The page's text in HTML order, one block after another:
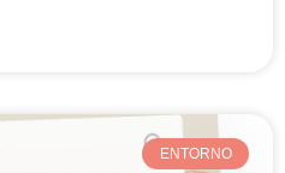
ENTORNO